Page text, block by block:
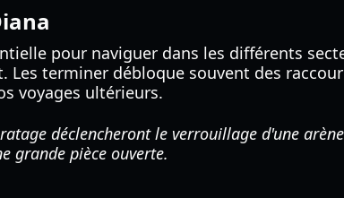
pour naviguer dans les différents
Les terminer débloque souvent des
voyages ultérieurs.
déclencheront le verrouillage d'une
grande pièce ouverte.